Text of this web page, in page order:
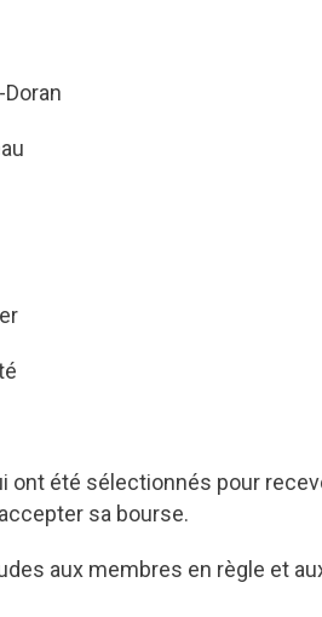
été sélectionnés pour
sa bourse.
aux membres en règle et